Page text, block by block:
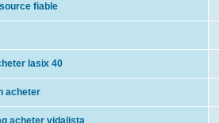
fiable
lasix 40
acheter
acheter vidalista